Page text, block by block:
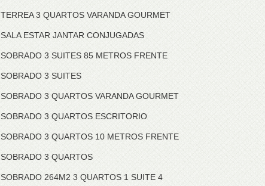
TERREA 3 QUARTOS VARANDA GOURMET
SALA ESTAR JANTAR CONJUGADAS
SOBRADO 3 SUITES 85 METROS FRENTE
SOBRADO 3 SUITES
SOBRADO 3 QUARTOS VARANDA GOURMET
SOBRADO 3 QUARTOS ESCRITORIO
SOBRADO 3 QUARTOS 10 METROS FRENTE
SOBRADO 3 QUARTOS
SOBRADO 264M2 3 QUARTOS 1 SUITE 4